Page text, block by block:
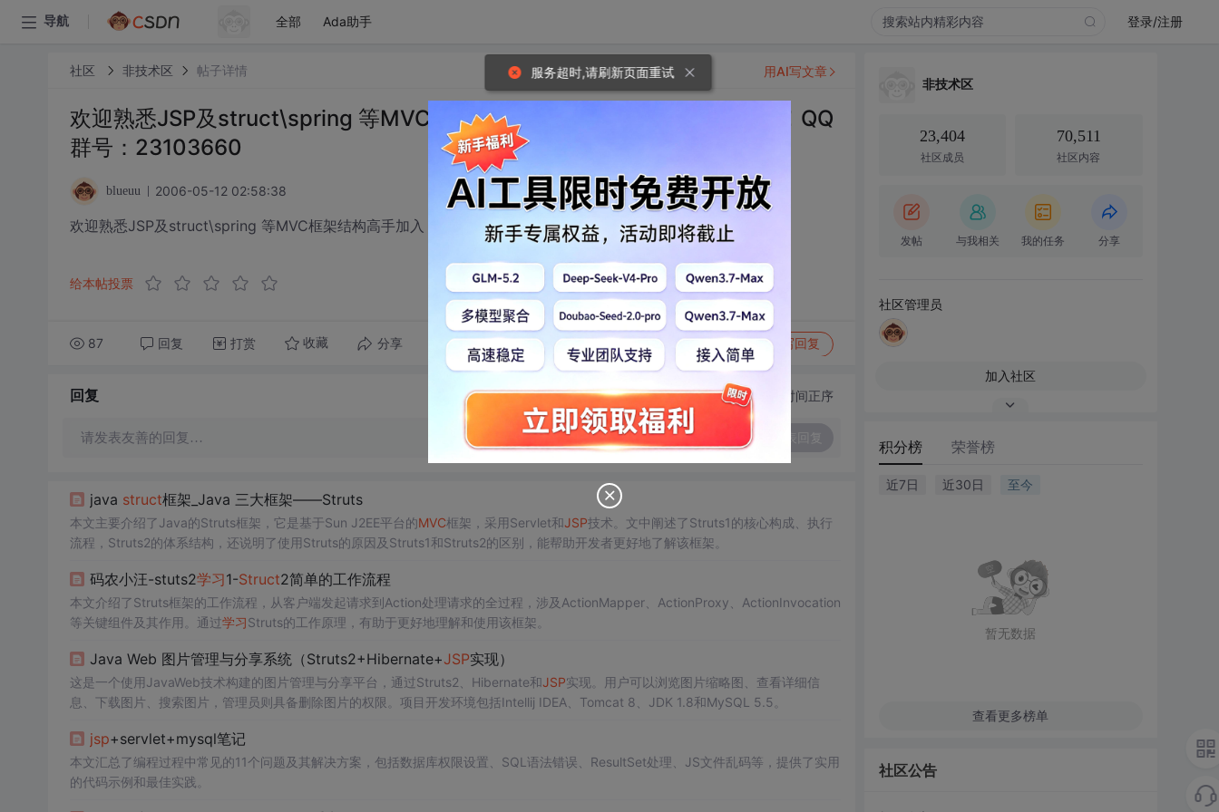
导航 全部 Ada助手 登录/注册
社区 非技术区 帖子详情
欢迎熟悉JSP及struct\spring 等MVC框架结构高手加入，一起交流、学习！QQ
群号：23103660
blueuu 2006-05-12 02:58:38
欢迎熟悉JSP及struct\spring 等MVC框架结构高手加入，一起交流、学习！QQ群号：23103660
给本帖投票
87 回复 打赏 收藏 分享 转发到动态 举报 写回复
用AI写文章
回复 切换为时间正序
请发表友善的回复…
java struct框架_Java 三大框架——Struts
本文主要介绍了Java的Struts框架，它是基于Sun J2EE平台的MVC框架，采用Servlet和JSP技术。文中阐述了Struts1的核心构成、执行
流程，Struts2的体系结构，还说明了使用Struts的原因及Struts1和Struts2的区别，能帮助开发者更好地了解该框架。
码农小汪-stuts2学习1-Struct2简单的工作流程
本文介绍了Struts框架的工作流程，从客户端发起请求到Action处理请求的全过程，涉及ActionMapper、ActionProxy、ActionInvocation
等关键组件及其作用。通过学习Struts的工作原理，有助于更好地理解和使用该框架。
Java Web 图片管理与分享系统（Struts2+Hibernate+JSP实现）
这是一个使用JavaWeb技术构建的图片管理与分享平台，通过Struts2、Hibernate和JSP实现。用户可以浏览图片缩略图、查看详细信
息、下载图片、搜索图片，管理员则具备删除图片的权限。项目开发环境包括Intellij IDEA、Tomcat 8、JDK 1.8和MySQL 5.5。
jsp+servlet+mysql笔记
本文汇总了编程过程中常见的11个问题及其解决方案，包括数据库权限设置、SQL语法错误、ResultSet处理、JS文件乱码等，提供了实用
的代码示例和最佳实践。
非技术区
23,404
社区成员
70,511
社区内容
发帖 与我相关 我的任务 分享
社区管理员
加入社区
积分榜 荣誉榜
近7日 近30日 至今
暂无数据
查看更多榜单
社区公告
服务超时,请刷新页面重试